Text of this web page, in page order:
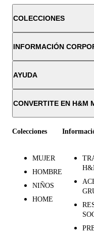
COLECCIONES
INFORMACIÓN
AYUDA
CONVERTITE EN H&M
Colecciones
MUJER
HOMBRE
NIÑOS
HOME